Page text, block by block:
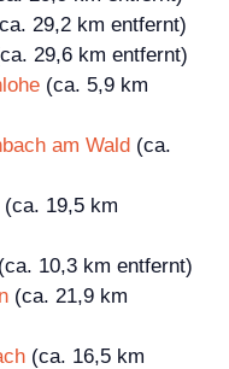
29,2 km entfernt)
29,6 km entfernt)
(ca. 5,9 km
am Wald (ca.
(ca. 19,5 km
(ca. 10,3 km entfernt)
(ca. 21,9 km
(ca. 16,5 km